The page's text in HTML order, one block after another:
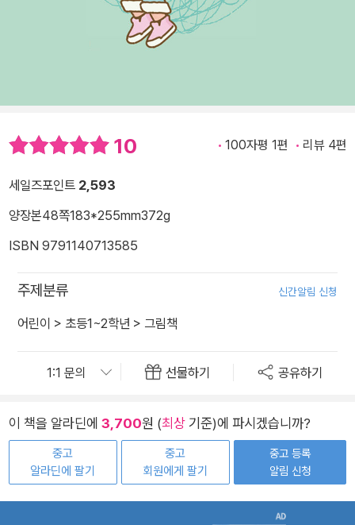
10 100자평 1편 리뷰 4편
세일즈포인트 2,593
양장본48쪽183*255mm372g
ISBN 9791140713585
주제분류 신간알림 신청
어린이 > 초등1~2학년 > 그림책
선물하기 공유하기
이 책을 알라딘에 3,700원 (최상 기준)에 파시겠습니까?
중고
알라딘에 팔기
중고
회원에게 팔기
중고 등록
알림 신청